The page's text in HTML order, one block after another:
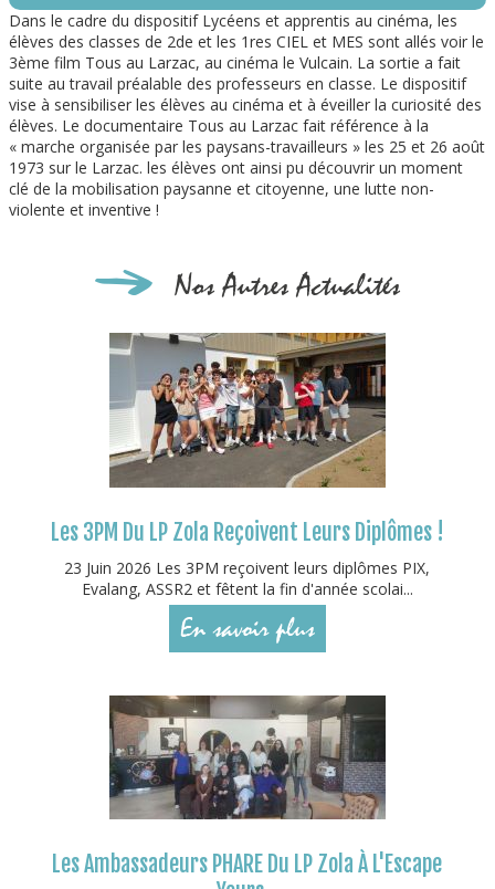
Dans le cadre du dispositif Lycéens et apprentis au cinéma, les
élèves des classes de 2de et les 1res CIEL et MES sont allés voir le
3ème film Tous au Larzac, au cinéma le Vulcain. La sortie a fait
suite au travail préalable des professeurs en classe. Le dispositif
vise à sensibiliser les élèves au cinéma et à éveiller la curiosité des
élèves. Le documentaire Tous au Larzac fait référence à la
« marche organisée par les paysans-travailleurs » les 25 et 26 août
1973 sur le Larzac. les élèves ont ainsi pu découvrir un moment
clé de la mobilisation paysanne et citoyenne, une lutte non-
violente et inventive !
Nos Autres Actualités
Les 3PM Du LP Zola Reçoivent Leurs Diplômes !
23 Juin 2026 Les 3PM reçoivent leurs diplômes PIX,
Evalang, ASSR2 et fêtent la fin d'année scolai...
En savoir plus
Les Ambassadeurs PHARE Du LP Zola À L'Escape